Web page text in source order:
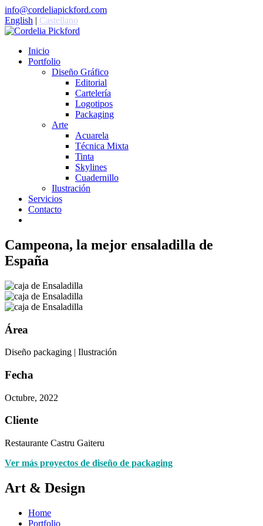
info@cordeliapickford.com
English | Castellano
Inicio
Portfolio
Diseño Gráfico
Editorial
Cartelería
Logotipos
Packaging
Arte
Acuarela
Técnica Mixta
Tinta
Skylines
Cuadernillo
Ilustración
Servicios
Contacto
Campeona, la mejor ensaladilla de
España
Área
Diseño packaging | Ilustración
Fecha
Octubre, 2022
Cliente
Restaurante Castru Gaiteru
Ver más proyectos de diseño de packaging
Art & Design
Home
Portfolio